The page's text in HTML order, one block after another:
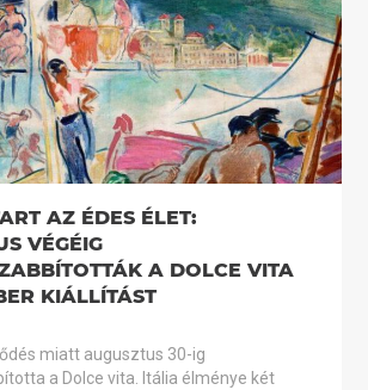
AZ ÉDES ÉLET:
VÉGÉIG
A DOLCE VITA
KIÁLLÍTÁST
miatt augusztus 30-ig
a Dolce vita. Itália élménye két